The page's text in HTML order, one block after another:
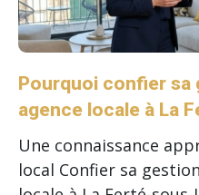
Pourquoi confier sa
agence locale à La
Une connaissance
local Confier sa